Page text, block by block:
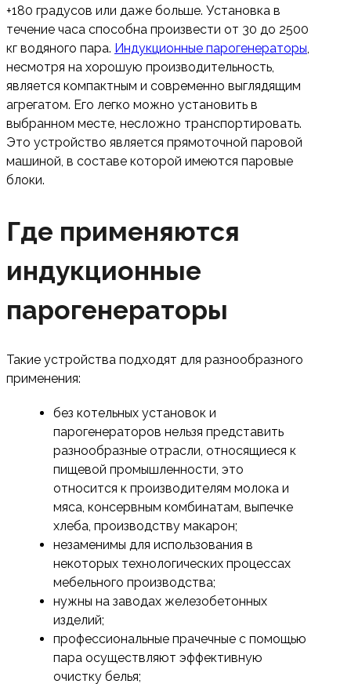
+180 градусов или даже больше. Установка в
течение часа способна произвести от 30 до 2500
кг водяного пара. Индукционные парогенераторы
несмотря на хорошую производительность,
является компактным и современно выглядящим
агрегатом. Его легко можно установить в
выбранном месте, несложно транспортировать.
Это устройство является прямоточной паровой
машиной, в составе которой имеются паровые
блоки.
Где применяются
индукционные
парогенераторы
Такие устройства подходят для разнообразного
применения:
без котельных установок и
парогенераторов нельзя представить
разнообразные отрасли, относящиеся к
пищевой промышленности, это
относится к производителям молока и
мяса, консервным комбинатам, выпечке
хлеба, производству макарон;
незаменимы для использования в
некоторых технологических процессах
мебельного производства;
нужны на заводах железобетонных
изделий;
профессиональные прачечные с помощью
пара осуществляют эффективную
очистку белья;